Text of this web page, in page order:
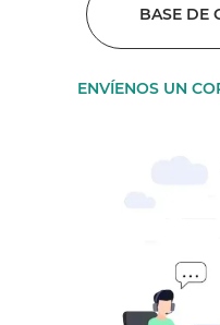
BASE DE
ENVÍENOS UN